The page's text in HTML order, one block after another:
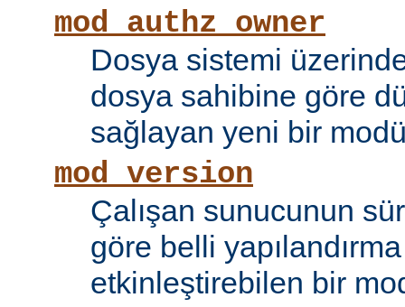
mod_authz_owner
Dosya sistemi
dosya sahibine göre
sağlayan yeni bir
mod_version
Çalışan sunucunun
göre belli yapılandırma
etkinleştirebilen bir